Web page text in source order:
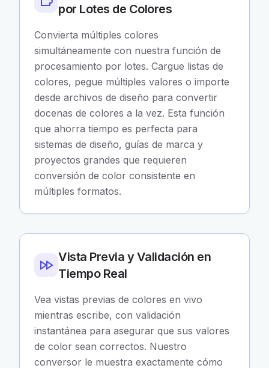
por Lotes de Colores
Convierta múltiples colores
simultáneamente con nuestra función de
procesamiento por lotes. Cargue listas de
colores, pegue múltiples valores o importe
desde archivos de diseño para convertir
docenas de colores a la vez. Esta función
que ahorra tiempo es perfecta para
sistemas de diseño, guías de marca y
proyectos grandes que requieren
conversión de color consistente en
múltiples formatos.
Vista Previa y Validación en
Tiempo Real
Vea vistas previas de colores en vivo
mientras escribe, con validación
instantánea para asegurar que sus valores
de color sean correctos. Nuestro
conversor le muestra exactamente cómo